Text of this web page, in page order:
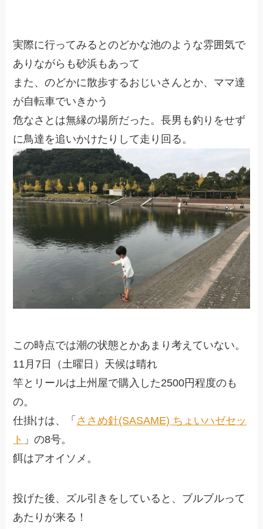
実際に行ってみるとのどかな池のような雰囲気で
ありながらも砂浜もあって
また、のどかに散歩するおじいさんとか、ママ達
が自転車でいきかう
危なさとは無縁の場所だった。長男も釣りをせず
に鳥達を追いかけたりして走り回る。
この時点では潮の状態とかあまり考えていない。
11月7日（土曜日）天候は晴れ
竿とリールは上州屋で購入した2500円程度のも
の。
仕掛けは、「 ささめ針(SASAME) ちょいハゼセッ
ト 」の8号。
餌はアオイソメ。
投げた後、ズル引きをしていると、ブルブルって
あたりが来る！